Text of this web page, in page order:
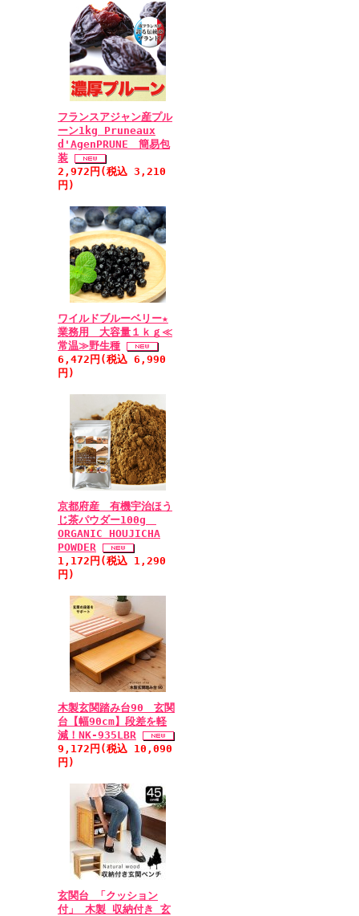
フランスアジャン産プル
ーン1kg Pruneaux
d'AgenPRUNE 簡易包
装
2,972円(税込 3,210
円)
ワイルドブルーベリー★
業務用 大容量１ｋｇ≪
常温≫野生種
6,472円(税込 6,990
円)
京都府産 有機宇治ほう
じ茶パウダー100g
ORGANIC HOUJICHA
POWDER
1,172円(税込 1,290
円)
木製玄関踏み台90 玄関
台【幅90cm】段差を軽
減！NK-935LBR
9,172円(税込 10,090
円)
玄関台 「クッション
付」 木製 収納付き 玄